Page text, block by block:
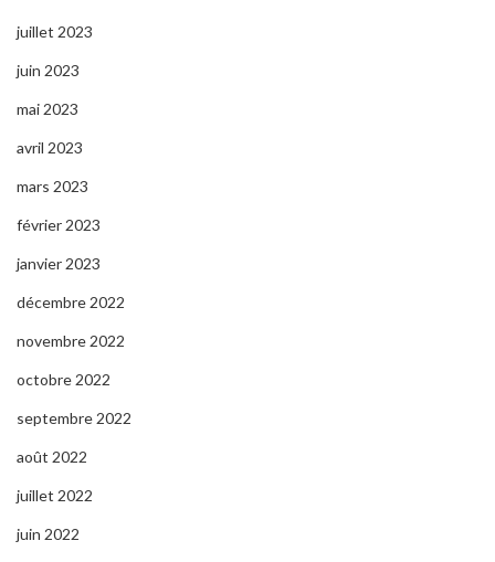
juillet 2023
juin 2023
mai 2023
avril 2023
mars 2023
février 2023
janvier 2023
décembre 2022
novembre 2022
octobre 2022
septembre 2022
août 2022
juillet 2022
juin 2022